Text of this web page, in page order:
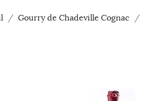
Gourry de Chadeville Cognac